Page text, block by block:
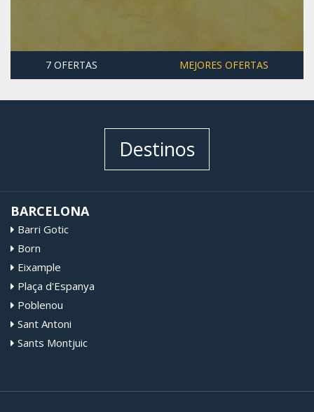
7 OFERTAS MEJORES OFERTAS
Destinos
BARCELONA
Barri Gotic
Born
Eixample
Plaça d'Espanya
Poblenou
Sant Antoni
Sants Montjuic